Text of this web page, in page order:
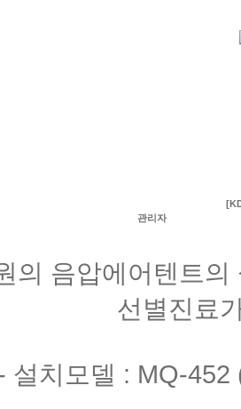
관리자
의 음압에어텐트
선별진료
설치모델 : MQ-